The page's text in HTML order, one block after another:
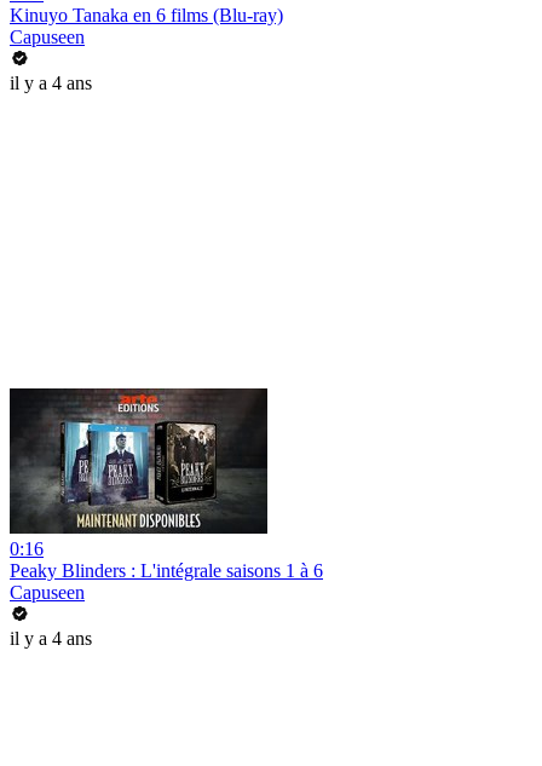
Kinuyo Tanaka en 6 films (Blu-ray)
Capuseen
il y a 4 ans
0:16
Peaky Blinders : L'intégrale saisons 1 à 6
Capuseen
il y a 4 ans